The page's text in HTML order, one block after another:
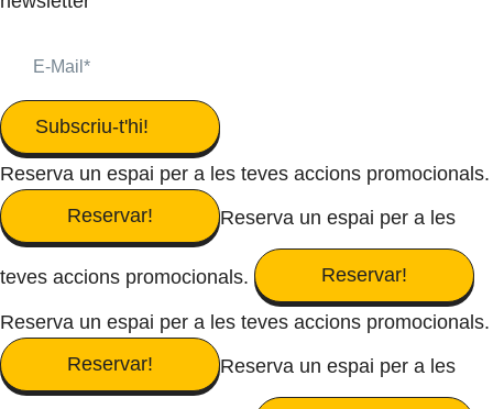
Subscriu-t'hi!
Reserva un espai per a les teves accions promocionals.
Reservar!
Reserva un espai per a les
teves accions promocionals. Reservar!
Reserva un espai per a les teves accions promocionals.
Reservar!
Reserva un espai per a les